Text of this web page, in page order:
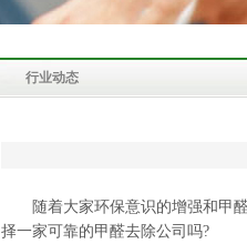
行业动态
随着大家环保意识的增强和甲醛
择一家可靠的甲醛去除公司吗?